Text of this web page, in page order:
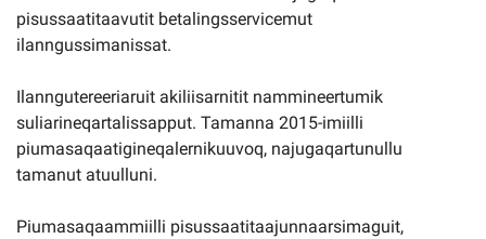
pisussaatitaavutit betalingsservicemut
ilanngussimanissat.
Ilanngutereeriaruit akiliisarnitit nammineertumik
suliarineqartalissapput. Tamanna 2015-imiilli
piumasaqaatigineqalernikuuvoq, najugaqartunullu
tamanut atuulluni.
Piumasaqaammiilli pisussaatitaajunnaarsimaguit,